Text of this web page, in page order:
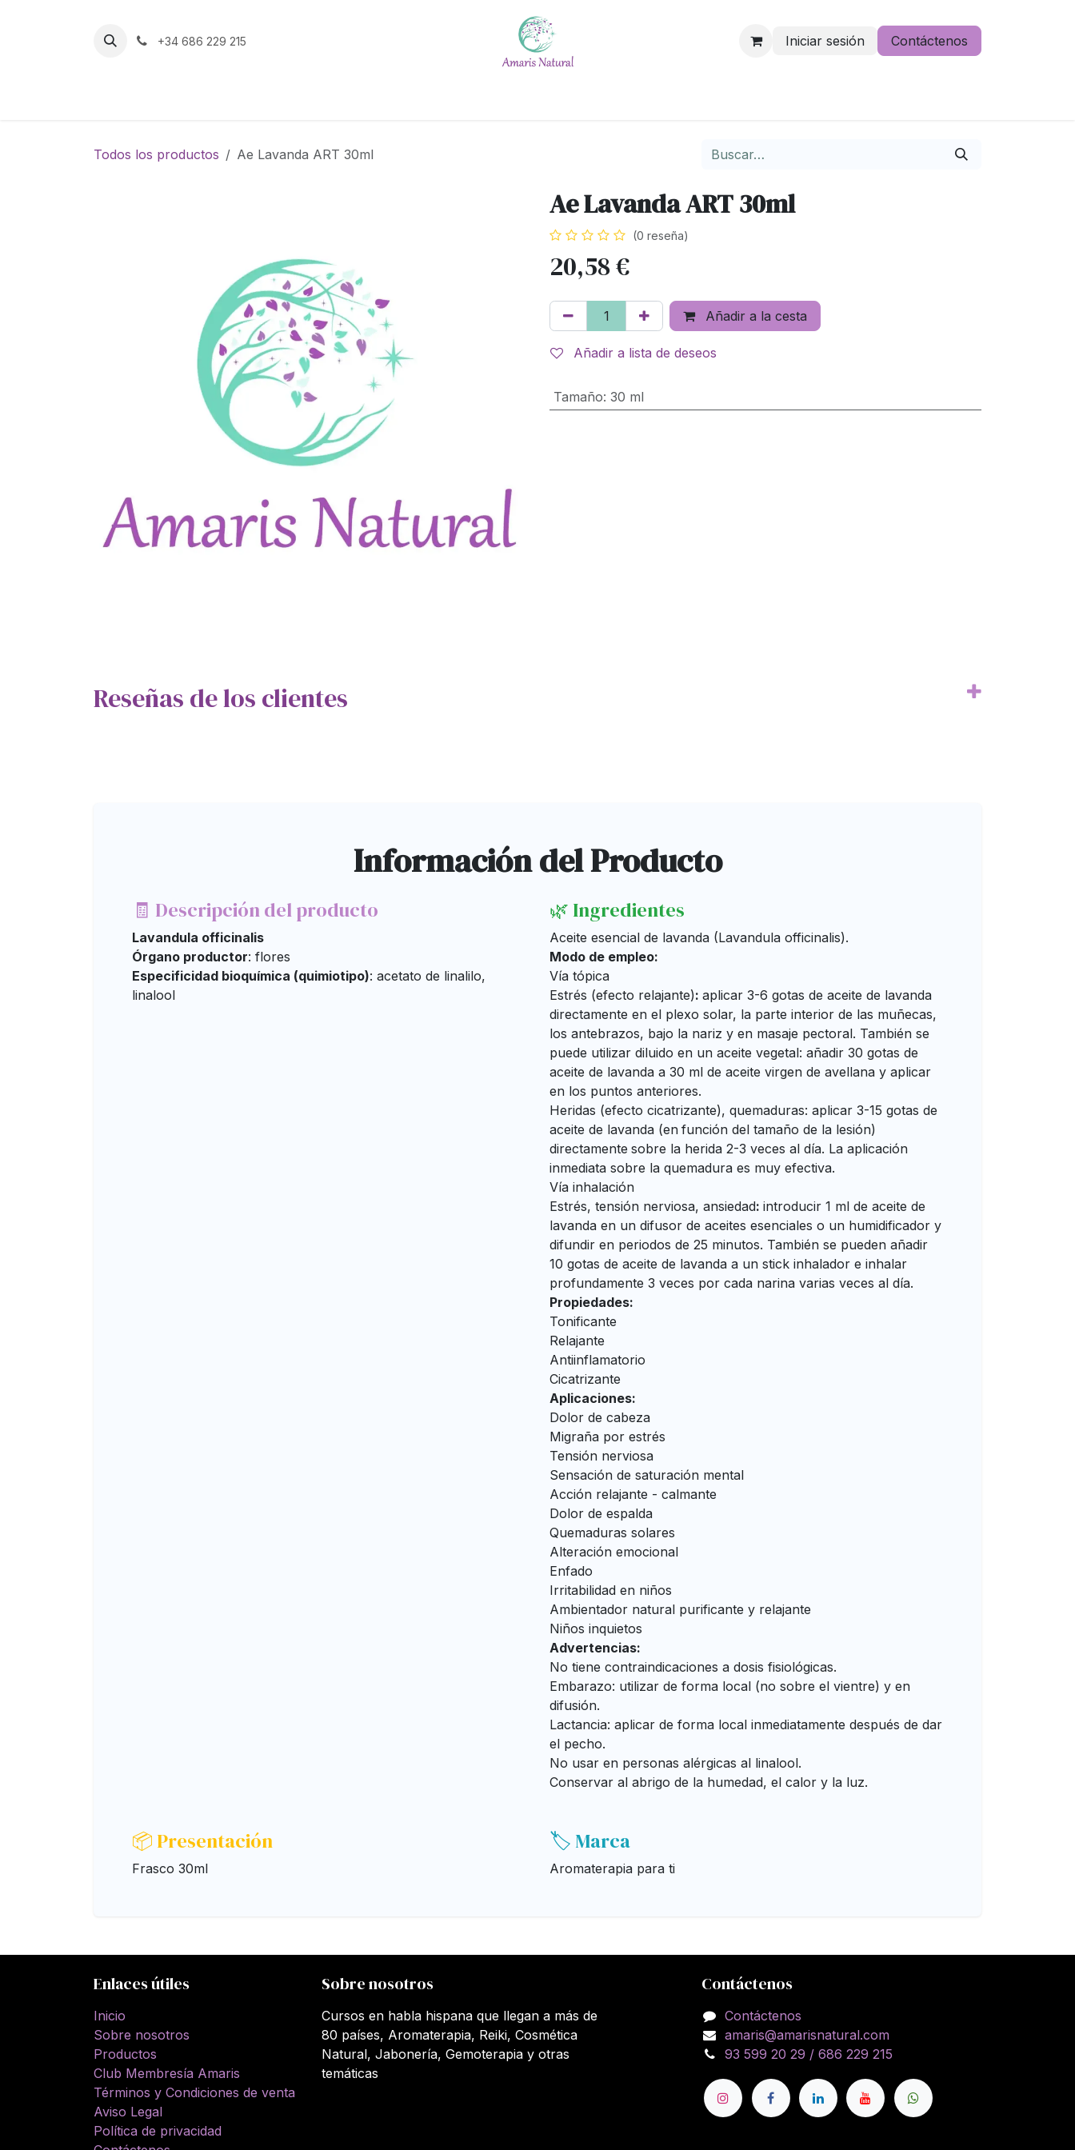
+34 686 229 215 Iniciar sesión Contáctenos
Todos los productos Ae Lavanda ART 30ml
Ae Lavanda ART 30ml
(0 reseña)
20,58€
Añadir a la cesta
Añadir a lista de deseos
Tamaño: 30 ml
Reseñas de los clientes
Información del Producto
🧾 Descripción del producto
Lavandula officinalis
Órgano productor: flores
Especificidad bioquímica (quimiotipo): acetato de linalilo,
linalool
🌿 Ingredientes
Aceite esencial de lavanda (Lavandula officinalis).
Modo de empleo:
Vía tópica
Estrés (efecto relajante): aplicar 3-6 gotas de aceite de lavanda
directamente en el plexo solar, la parte interior de las muñecas,
los antebrazos, bajo la nariz y en masaje pectoral. También se
puede utilizar diluido en un aceite vegetal: añadir 30 gotas de
aceite de lavanda a 30 ml de aceite virgen de avellana y aplicar
en los puntos anteriores.
Heridas (efecto cicatrizante), quemaduras: aplicar 3-15 gotas de
aceite de lavanda (en función del tamaño de la lesión)
directamente sobre la herida 2-3 veces al día. La aplicación
inmediata sobre la quemadura es muy efectiva.
Vía inhalación
Estrés, tensión nerviosa, ansiedad: introducir 1 ml de aceite de
lavanda en un difusor de aceites esenciales o un humidificador y
difundir en periodos de 25 minutos. También se pueden añadir
10 gotas de aceite de lavanda a un stick inhalador e inhalar
profundamente 3 veces por cada narina varias veces al día.
Propiedades:
Tonificante
Relajante
Antiinflamatorio
Cicatrizante
Aplicaciones:
Dolor de cabeza
Migraña por estrés
Tensión nerviosa
Sensación de saturación mental
Acción relajante - calmante
Dolor de espalda
Quemaduras solares
Alteración emocional
Enfado
Irritabilidad en niños
Ambientador natural purificante y relajante
Niños inquietos
Advertencias:
No tiene contraindicaciones a dosis fisiológicas.
Embarazo: utilizar de forma local (no sobre el vientre) y en
difusión.
Lactancia: aplicar de forma local inmediatamente después de dar
el pecho.
No usar en personas alérgicas al linalool.
Conservar al abrigo de la humedad, el calor y la luz.
📦 Presentación
Frasco 30ml
🏷️ Marca
Aromaterapia para ti
Enlaces útiles
Inicio
Sobre nosotros
Productos
Club Membresía Amaris
Términos y Condiciones de venta
Aviso Legal
Política de privacidad
Sobre nosotros
Cursos en habla hispana que llegan a más de
80 países, Aromaterapia, Reiki, Cosmética
Natural, Jabonería, Gemoterapia y otras
temáticas
Contáctenos
Contáctenos
amaris@amarisnatural.com
93 599 20 29 / 686 229 215